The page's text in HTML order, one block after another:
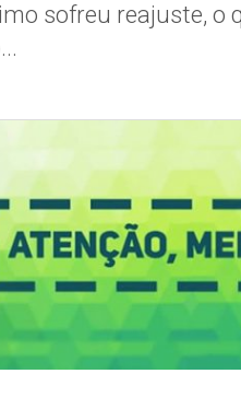
sofreu reajuste, o